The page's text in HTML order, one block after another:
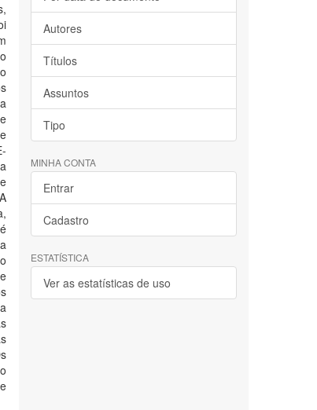
Autores
Títulos
Assuntos
Tipo
MINHA CONTA
Entrar
Cadastro
ESTATÍSTICA
Ver as estatísticas de uso